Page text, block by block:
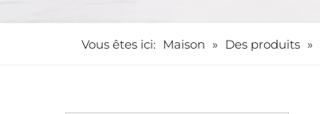
Vous êtes ici: Maison » Des produits »